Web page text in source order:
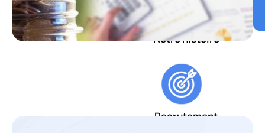
Notre histoire
Recrutement